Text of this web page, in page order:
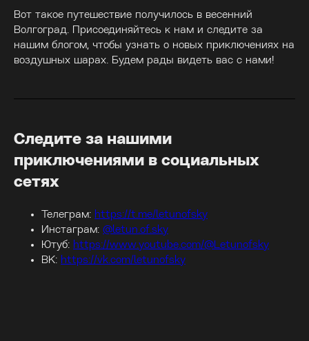
Вот такое путешествие получилось в весенний
Волгоград. Присоединяйтесь к нам и следите за
нашим блогом, чтобы узнать о новых приключениях на
воздушных шарах. Будем рады видеть вас с нами!
Следите за нашими
приключениями в социальных
сетях
Телеграм: https://t.me/letunofsky
Инстаграм: @letun.of.sky
Ютуб: https://www.youtube.com/@Letunofsky
ВК: https://vk.com/letunofsky